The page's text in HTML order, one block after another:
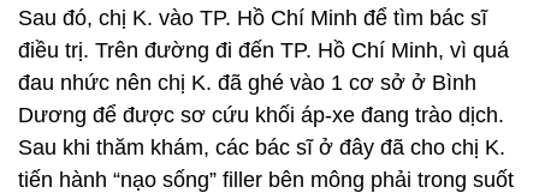
Sau đó, chị K. vào TP. Hồ Chí Minh để tìm bác sĩ
điều trị. Trên đường đi đến TP. Hồ Chí Minh, vì quá
đau nhức nên chị K. đã ghé vào 1 cơ sở ở Bình
Dương để được sơ cứu khối áp-xe đang trào dịch.
Sau khi thăm khám, các bác sĩ ở đây đã cho chị K.
tiến hành “nạo sống” filler bên mông phải trong suốt